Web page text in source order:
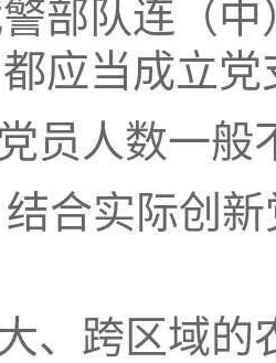
部队连（
应当成立党
员人数一般
合实际创
、跨区域的